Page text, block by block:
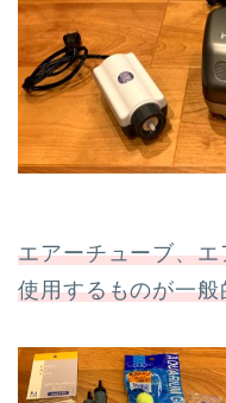
エアーチューブ、
使用するものが一般